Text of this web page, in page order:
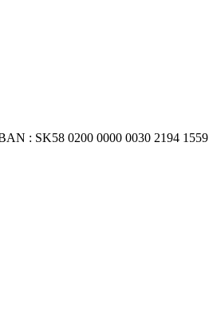
: SK58 0200 0000 0030 2194 1559